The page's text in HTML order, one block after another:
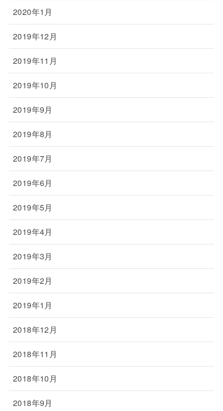
2020年1月
2019年12月
2019年11月
2019年10月
2019年9月
2019年8月
2019年7月
2019年6月
2019年5月
2019年4月
2019年3月
2019年2月
2019年1月
2018年12月
2018年11月
2018年10月
2018年9月